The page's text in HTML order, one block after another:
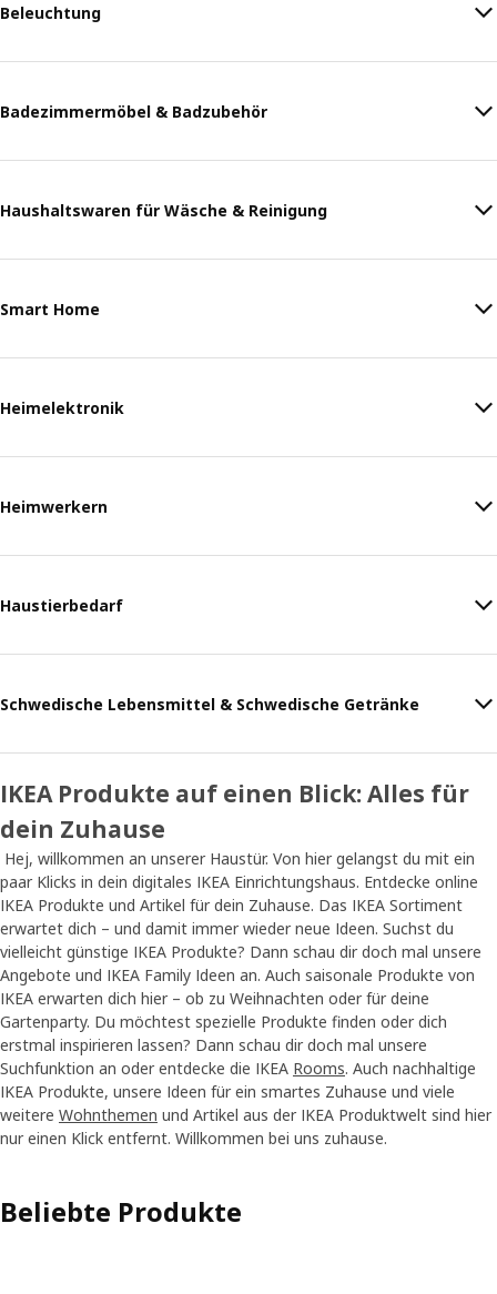
Beleuchtung
Badezimmermöbel & Badzubehör
Haushaltswaren für Wäsche & Reinigung
Smart Home
Heimelektronik
Heimwerkern
Haustierbedarf
Schwedische Lebensmittel & Schwedische Getränke
IKEA Produkte auf einen Blick: Alles für
dein Zuhause
Hej, willkommen an unserer Haustür. Von hier gelangst du mit ein
paar Klicks in dein digitales IKEA Einrichtungshaus. Entdecke online
IKEA Produkte und Artikel für dein Zuhause. Das IKEA Sortiment
erwartet dich – und damit immer wieder neue Ideen. Suchst du
vielleicht günstige IKEA Produkte? Dann schau dir doch mal unsere
Angebote und IKEA Family Ideen an. Auch saisonale Produkte von
IKEA erwarten dich hier – ob zu Weihnachten oder für deine
Gartenparty. Du möchtest spezielle Produkte finden oder dich
erstmal inspirieren lassen? Dann schau dir doch mal unsere
Suchfunktion an oder entdecke die IKEA Rooms. Auch nachhaltige
IKEA Produkte, unsere Ideen für ein smartes Zuhause und viele
weitere Wohnthemen und Artikel aus der IKEA Produktwelt sind hier
nur einen Klick entfernt. Willkommen bei uns zuhause.
Beliebte Produkte